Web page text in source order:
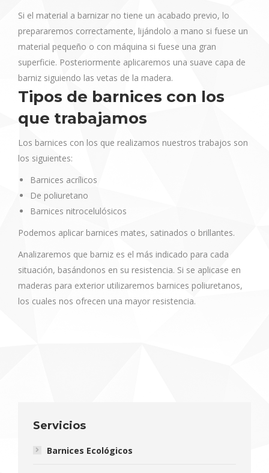
Si el material a barnizar no tiene un acabado previo, lo
prepararemos correctamente, lijándolo a mano si fuese un
material pequeño o con máquina si fuese una gran
superficie. Posteriormente aplicaremos una suave capa de
barniz siguiendo las vetas de la madera.
Tipos de barnices con los
que trabajamos
Los barnices con los que realizamos nuestros trabajos son
los siguientes:
Barnices acrílicos
De poliuretano
Barnices nitrocelulósicos
Podemos aplicar barnices mates, satinados o brillantes.
Analizaremos que barniz es el más indicado para cada
situación, basándonos en su resistencia. Si se aplicase en
maderas para exterior utilizaremos barnices poliuretanos,
los cuales nos ofrecen una mayor resistencia.
Servicios
Barnices Ecológicos